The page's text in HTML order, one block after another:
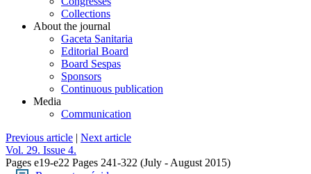
Collections
About the journal
Gaceta Sanitaria
Editorial Board
Board Sespas
Sponsors
Continuous publication
Media
Communication
Previous article | Next article
Vol. 29. Issue 4.
Pages e19-e22 Pages 241-322 (July - August 2015)